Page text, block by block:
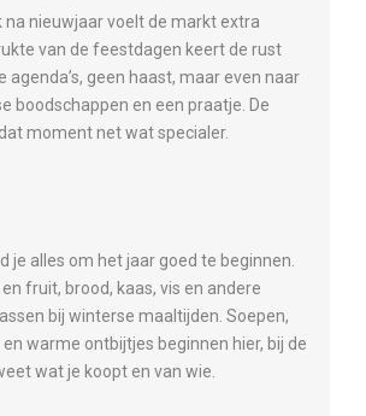
na nieuwjaar voelt de markt extra
van de feestdagen keert de rust
agenda’s, geen haast, maar even naar
boodschappen en een praatje. De
moment net wat specialer.
je alles om het jaar goed te beginnen.
fruit, brood, kaas, vis en andere
bij winterse maaltijden. Soepen,
warme ontbijtjes beginnen hier, bij de
wat je koopt en van wie.